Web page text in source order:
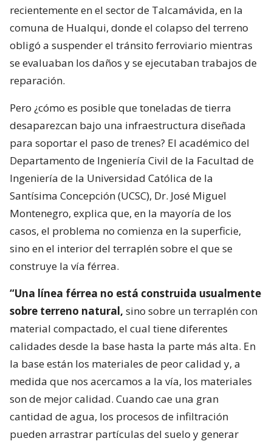
recientemente en el sector de Talcamávida, en la
comuna de Hualqui, donde el colapso del terreno
obligó a suspender el tránsito ferroviario mientras
se evaluaban los daños y se ejecutaban trabajos de
reparación.
Pero ¿cómo es posible que toneladas de tierra
desaparezcan bajo una infraestructura diseñada
para soportar el paso de trenes? El académico del
Departamento de Ingeniería Civil de la Facultad de
Ingeniería de la Universidad Católica de la
Santísima Concepción (UCSC), Dr. José Miguel
Montenegro, explica que, en la mayoría de los
casos, el problema no comienza en la superficie,
sino en el interior del terraplén sobre el que se
construye la vía férrea.
“Una línea férrea no está construida usualmente
sobre terreno natural, sino sobre un terraplén con
material compactado, el cual tiene diferentes
calidades desde la base hasta la parte más alta. En
la base están los materiales de peor calidad y, a
medida que nos acercamos a la vía, los materiales
son de mejor calidad. Cuando cae una gran
cantidad de agua, los procesos de infiltración
pueden arrastrar partículas del suelo y generar